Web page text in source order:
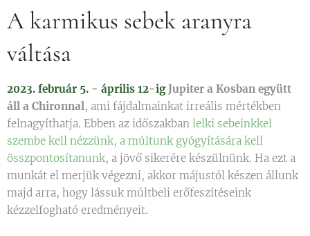
A karmikus sebek aranyra
váltása
2023. február 5. - április 12-ig Jupiter a Kosban együtt
áll a Chironnal , ami fájdalmainkat irreális mértékben
felnagyíthatja. Ebben az időszakban lelki sebeinkkel
szembe kell nézzünk, a múltunk gyógyítására kell
összpontosítanunk, a jövő sikerére készülnünk. Ha ezt a
munkát el merjük végezni, akkor májustól készen állunk
majd arra, hogy lássuk múltbeli erőfeszítéseink
kézzelfogható eredményeit.